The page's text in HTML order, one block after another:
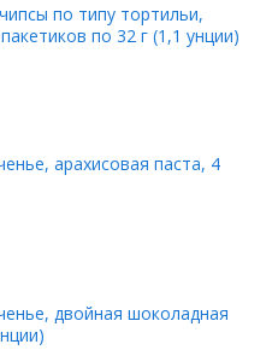
по типу тортильи,
по 32 г (1,1 унции)
арахисовая паста, 4
двойная шоколадная